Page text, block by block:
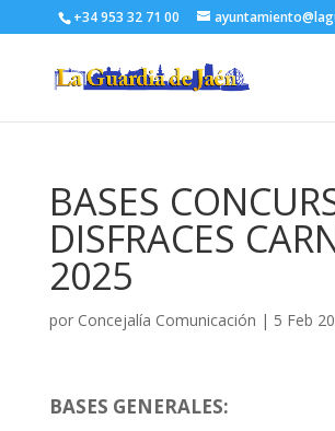
+34 953 32 71 00
BASES
DISFRACES
2025
por Concejalía Comunicación | 5 Feb
BASES GENERALES: